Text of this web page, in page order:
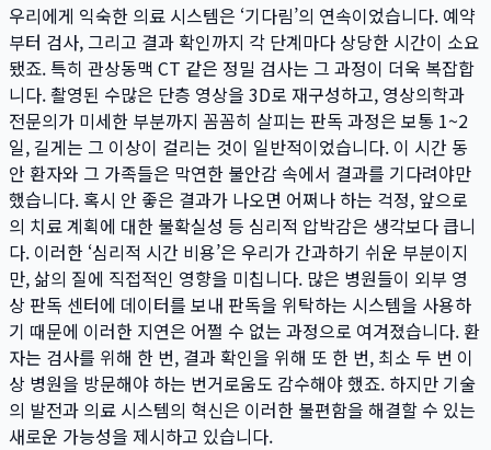
우리에게 익숙한 의료 시스템은 ‘기다림’의 연속이었습니다. 예약
부터 검사, 그리고 결과 확인까지 각 단계마다 상당한 시간이 소요
됐죠. 특히 관상동맥 CT 같은 정밀 검사는 그 과정이 더욱 복잡합
니다. 촬영된 수많은 단층 영상을 3D로 재구성하고, 영상의학과
전문의가 미세한 부분까지 꼼꼼히 살피는 판독 과정은 보통 1~2
일, 길게는 그 이상이 걸리는 것이 일반적이었습니다. 이 시간 동
안 환자와 그 가족들은 막연한 불안감 속에서 결과를 기다려야만
했습니다. 혹시 안 좋은 결과가 나오면 어쩌나 하는 걱정, 앞으로
의 치료 계획에 대한 불확실성 등 심리적 압박감은 생각보다 큽니
다. 이러한 ‘심리적 시간 비용’은 우리가 간과하기 쉬운 부분이지
만, 삶의 질에 직접적인 영향을 미칩니다. 많은 병원들이 외부 영
상 판독 센터에 데이터를 보내 판독을 위탁하는 시스템을 사용하
기 때문에 이러한 지연은 어쩔 수 없는 과정으로 여겨졌습니다. 환
자는 검사를 위해 한 번, 결과 확인을 위해 또 한 번, 최소 두 번 이
상 병원을 방문해야 하는 번거로움도 감수해야 했죠. 하지만 기술
의 발전과 의료 시스템의 혁신은 이러한 불편함을 해결할 수 있는
새로운 가능성을 제시하고 있습니다.